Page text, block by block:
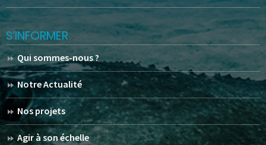
S’INFORMER
Qui sommes-nous ?
Notre Actualité
Nos projets
Agir à son échelle